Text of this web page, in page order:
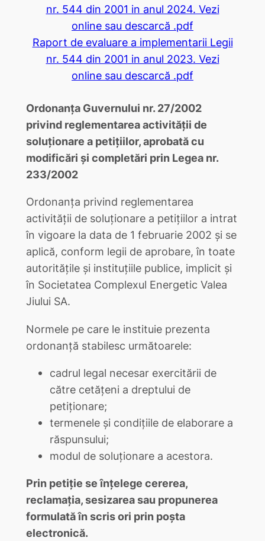
nr. 544 din 2001 in anul 2024. Vezi
online sau descarcă .pdf
Raport de evaluare a implementarii Legii
nr. 544 din 2001 in anul 2023. Vezi
online sau descarcă .pdf
Ordonanţa Guvernului nr. 27/2002
privind reglementarea activităţii de
soluţionare a petiţiilor, aprobată cu
modificări şi completări prin Legea nr.
233/2002
Ordonanţa privind reglementarea
activităţii de soluţionare a petiţiilor a intrat
în vigoare la data de 1 februarie 2002 şi se
aplică, conform legii de aprobare, în toate
autorităţile şi instituţiile publice, implicit şi
în Societatea Complexul Energetic Valea
Jiului SA.
Normele pe care le instituie prezenta
ordonanţă stabilesc următoarele:
cadrul legal necesar exercitării de
către cetăţeni a dreptului de
petiţionare;
termenele şi condiţiile de elaborare a
răspunsului;
modul de soluţionare a acestora.
Prin petiţie se înţelege cererea,
reclamaţia, sesizarea sau propunerea
formulată în scris ori prin poşta
electronică.